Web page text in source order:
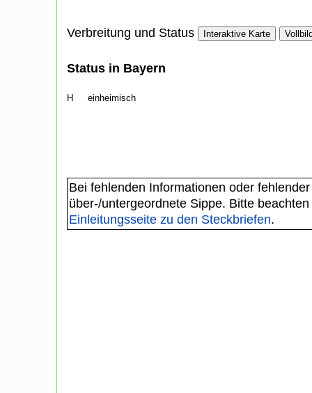
Verbreitung und Status Interaktive Karte
Status in Bayern
H einheimisch
Bei fehlenden Informationen oder
über-/untergeordnete Sippe. Bitte
Einleitungsseite zu den Steckbriefen.